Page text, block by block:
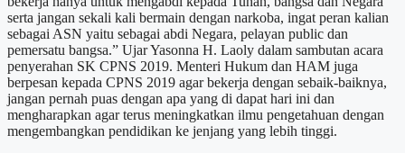
serta jangan sekali kali bermain dengan narkoba, ingat peran kalian
sebagai ASN yaitu sebagai abdi Negara, pelayan public dan
pemersatu bangsa.” Ujar Yasonna H. Laoly dalam sambutan acara
penyerahan SK CPNS 2019. Menteri Hukum dan HAM juga
berpesan kepada CPNS 2019 agar bekerja dengan sebaik-baiknya,
jangan pernah puas dengan apa yang di dapat hari ini dan
mengharapkan agar terus meningkatkan ilmu pengetahuan dengan
mengembangkan pendidikan ke jenjang yang lebih tinggi.